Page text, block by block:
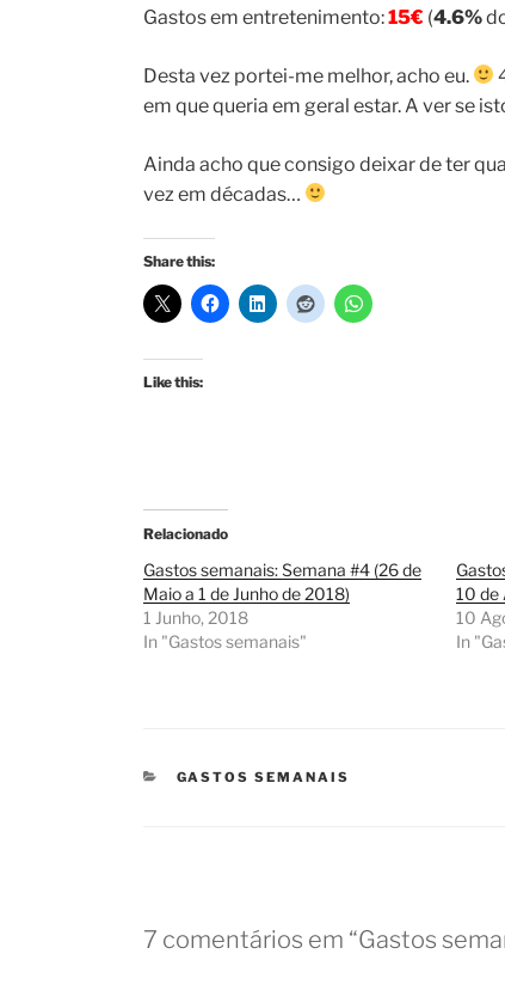
Gastos em entretenimento:15€ (4.6%
Desta vez portei-me melhor, acho eu.
em que queria em geral estar. A ver se
Ainda acho que consigo deixar de ter
vez em décadas…
Share this:
Like this:
Relacionado
Gastos semanais: Semana #4 (26 de
Maio a 1 de Junho de 2018)
1 Junho, 2018
In "Gastos semanais"
10 de
10
In
CATEGORIAS
GASTOS SEMANAIS
7 comentários em “Gastos